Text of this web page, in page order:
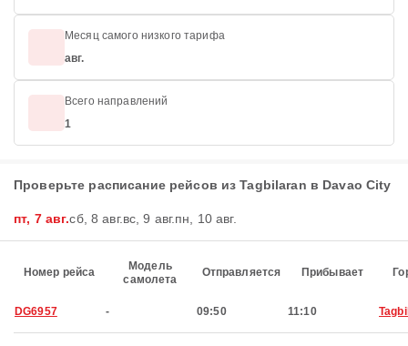
Месяц самого низкого тарифа
авг.
Всего направлений
1
Проверьте расписание рейсов из Tagbilaran в Davao City
пт, 7 авг.сб, 8 авг.вс, 9 авг.пн, 10 авг.
Номер рейса
Модель
самолета
Отправляется Прибывает
DG6957 - 09:50 11:10